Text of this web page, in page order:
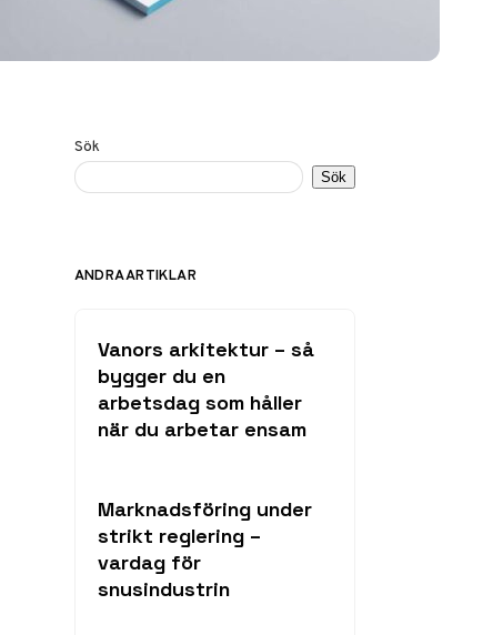
Sök
Sök
ANDRA ARTIKLAR
Vanors arkitektur – så
bygger du en
arbetsdag som håller
när du arbetar ensam
Marknadsföring under
strikt reglering –
vardag för
snusindustrin